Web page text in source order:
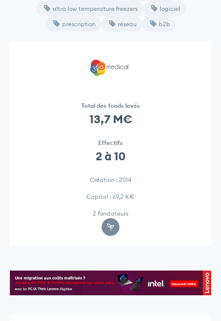
ultra low temperature freezers logiciel
prescription réseau b2b
Total des fonds levés
13,7 M€
Effectifs
2 à 10
Création : 2014
Capital : 69,2 K€
2 fondateurs